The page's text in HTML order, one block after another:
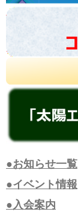
●お知らせ一覧
●イベント情報
●入会案内